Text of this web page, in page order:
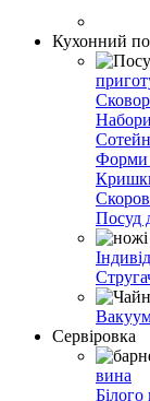
Кухонний
Форми
Посуд
Сервіровка
вина
Білого